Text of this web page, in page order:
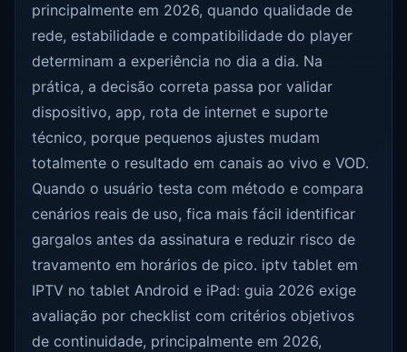
principalmente em 2026, quando qualidade de
rede, estabilidade e compatibilidade do player
determinam a experiência no dia a dia. Na
prática, a decisão correta passa por validar
dispositivo, app, rota de internet e suporte
técnico, porque pequenos ajustes mudam
totalmente o resultado em canais ao vivo e VOD.
Quando o usuário testa com método e compara
cenários reais de uso, fica mais fácil identificar
gargalos antes da assinatura e reduzir risco de
travamento em horários de pico. iptv tablet em
IPTV no tablet Android e iPad: guia 2026 exige
avaliação por checklist com critérios objetivos
de continuidade, principalmente em 2026,